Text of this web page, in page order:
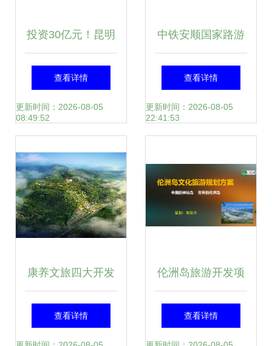
投资30亿元！昆明
再添大型文旅项目
雪山花海星空营
新体验
查看详情
更新时间：2026-08-05
08:49:52
中铁安顺国家路游
公园项目开发策划|
景观设计|旅游度假
约|新中式
查看详情
更新时间：2026-08-05
22:41:53
康养文旅四大开发
问题解析 文旅规划
查看详情
伦洲岛旅游开发项
目策划方案
查看详情